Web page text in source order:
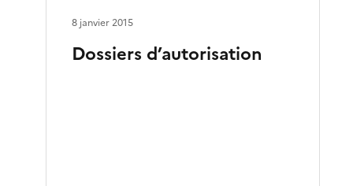
Dossiers d’autorisation
8 janvier 2015